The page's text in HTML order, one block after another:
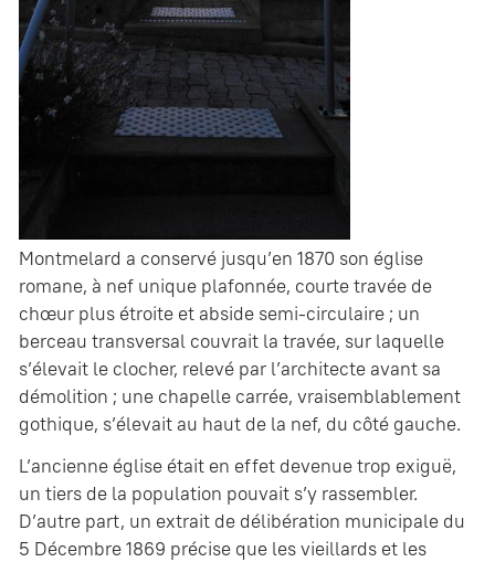
Montmelard a conservé jusqu’en 1870 son église
romane, à nef unique plafonnée, courte travée de
chœur plus étroite et abside semi-circulaire ; un
berceau transversal couvrait la travée, sur laquelle
s’élevait le clocher, relevé par l’architecte avant sa
démolition ; une chapelle carrée, vraisemblablement
gothique, s’élevait au haut de la nef, du côté gauche.
L’ancienne église était en effet devenue trop exiguë,
un tiers de la population pouvait s’y rassembler.
D’autre part, un extrait de délibération municipale du
5 Décembre 1869 précise que les vieillards et les